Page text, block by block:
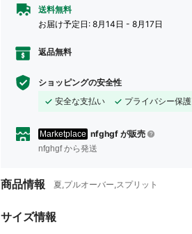
送料無料
お届け予定日: 8月14日 - 8月17日
返品無料
ショッピングの安全性
安全な支払い
プライバシー保護
Marketplace nfghgf が販売
nfghgf から発送
商品情報 夏,プルオーバー,スプリット
サイズ情報
4.66